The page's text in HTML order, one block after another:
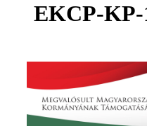
EKCP-KP-